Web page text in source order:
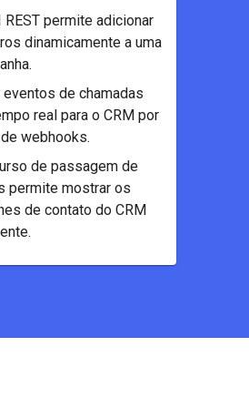
REST permite adicionar
dinamicamente a uma
eventos de chamadas
real para o CRM por
webhooks.
de passagem de
permite mostrar os
de contato do CRM